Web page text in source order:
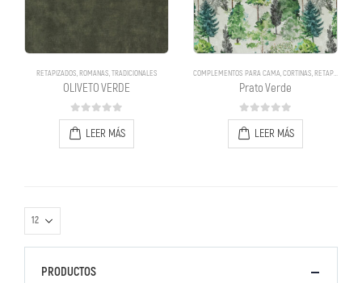
RETAPIZADOS,ROMANAS,TRADICIONALES
OLIVETO VERDE
0out of 5
LEER MÁS
COMPLEMENTOS PARA CAMA,CORTINAS,RETAPIZADOS
Prato Verde
0out of 5
LEER MÁS
PRODUCTOS